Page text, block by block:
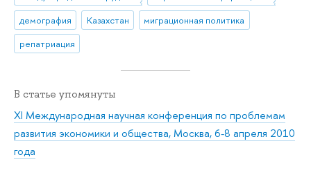
демография
Казахстан
миграционная политика
репатриация
В статье упомянуты
XI Международная научная конференция по проблемам
развития экономики и общества, Москва, 6-8 апреля 2010
года